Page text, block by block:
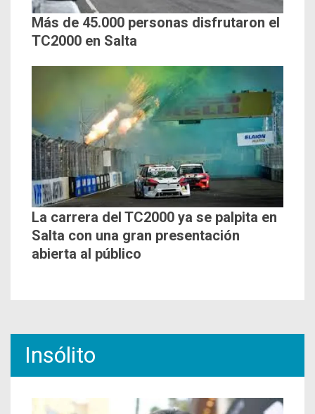
Más de 45.000 personas disfrutaron el
TC2000 en Salta
La carrera del TC2000 ya se palpita en
Salta con una gran presentación
abierta al público
Insólito